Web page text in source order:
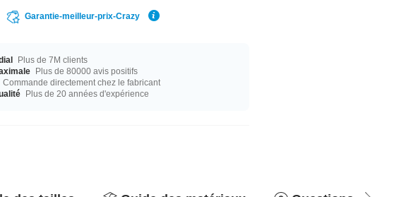
Garantie-meilleur-prix-Crazy
Plus de 7M clients
Plus de 80000 avis positifs
Commande directement chez le fabricant
Plus de 20 années d'expérience